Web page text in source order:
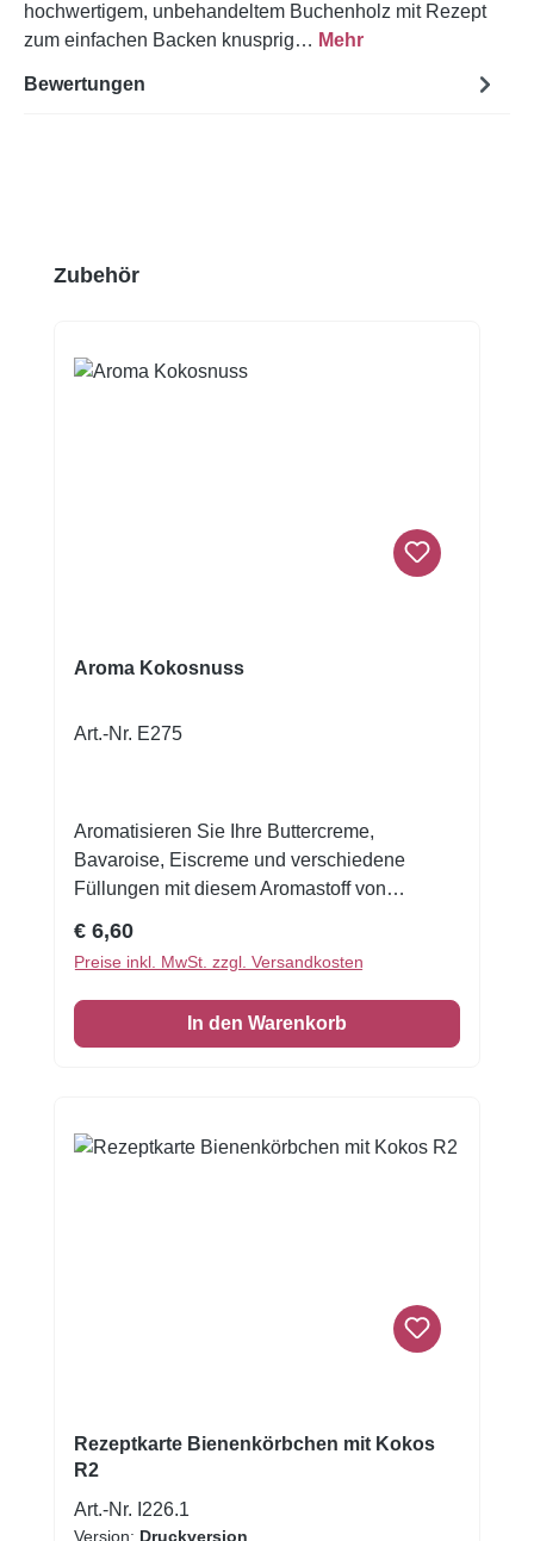
hochwertigem, unbehandeltem Buchenholz mit Rezept
zum einfachen Backen knusprig… Mehr
Bewertungen
Produktgalerie überspringen
Zubehör
Aroma Kokosnuss
Art.-Nr. E275
Aromatisieren Sie Ihre Buttercreme,
Bavaroise, Eiscreme und verschiedene
Füllungen mit diesem Aromastoff von
können auch zum Teig hinzugefügt werden
und sind folglich für das Backen passend.
Perfekt wenn Sie ein nettes Aroma wie Kekse
oder Cupcakes zu Ihrem Teig hinzufügen
Temperaturen backen (über 200°C), weil
E407. Kann Spuren enthalten von: Ei, Milch
und Schalenfru¨chte. Empfohlene Dosis: 30g
Regulärer Preis:
€ 6,60
Preise inkl. MwSt. zzgl. Versandkosten
In den Warenkorb
Rezeptkarte Bienenkörbchen mit Kokos
R2
Art.-Nr. I226.1
Version: Druckversion